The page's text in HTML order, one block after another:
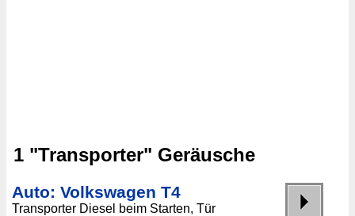
1 "Transporter" Geräusche
Auto: Volkswagen T4
Transporter Diesel beim Starten, Tür